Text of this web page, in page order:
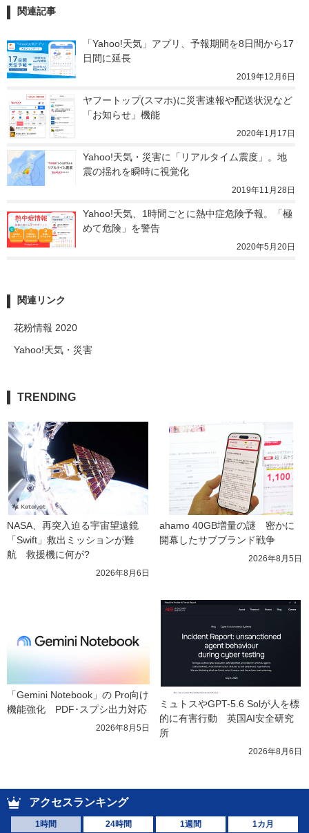
関連記事
「Yahoo!天気」アプリ、予報期間を8日間から17
日間に延長
2019年12月6日
ヤフートップ(スマホ)に災害速報や配送状況など
「お知らせ」機能
2020年1月17日
Yahoo!天気・災害に「リアルタイム震度」。地
震の揺れを瞬時に視覚化
2019年11月28日
Yahoo!天気、1時間ごとに熱中症危険予報。「極
めて危険」を警告
2020年5月20日
関連リンク
花粉情報 2020
Yahoo!天気・災害
TRENDING
NASA、再突入迫る宇宙望遠鏡
「Swift」救出ミッションが難
航　救援機に何が?
2026年8月6日
ahamo 40GB増量の謎　密かに
開幕したサブブランド戦争
2026年8月5日
「Gemini Notebook」の Pro向け
機能強化　PDF･スプシ出力対応
2026年8月5日
ミュトスやGPT-5.6 Solが人を標
的に有害行動　英国AI安全研究
所
2026年8月6日
アクセスランキング
1時間 24時間 1週間 1カ月